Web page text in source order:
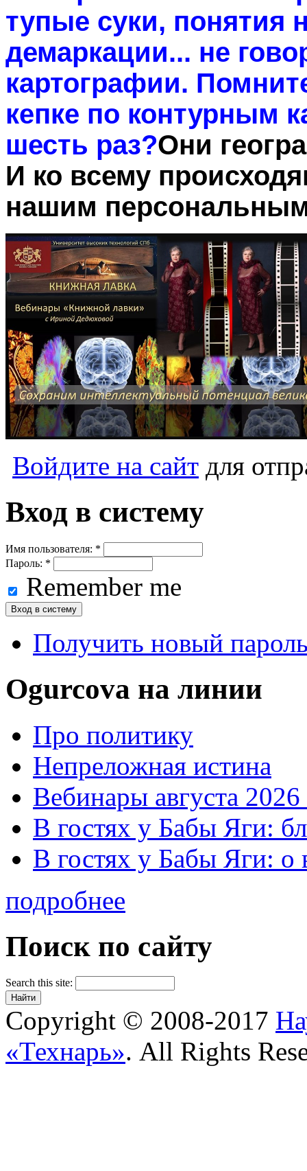
тупые суки, понятия
демаркации... не
картографии.
кепке по контурным
шесть раз?Они
И ко всему
нашим
Войдите на сайт для
Вход в систему
Имя пользователя: *
Пароль: *
Remember me
Получить новый
Ogurcova на линии
Про политику
Непреложная истина
Вебинары августа 2026
В гостях у Бабы Яги:
В гостях у Бабы Яги:
подробнее
Поиск по сайту
Search this site:
Copyright © 2008-2017
«Технарь». All Rights